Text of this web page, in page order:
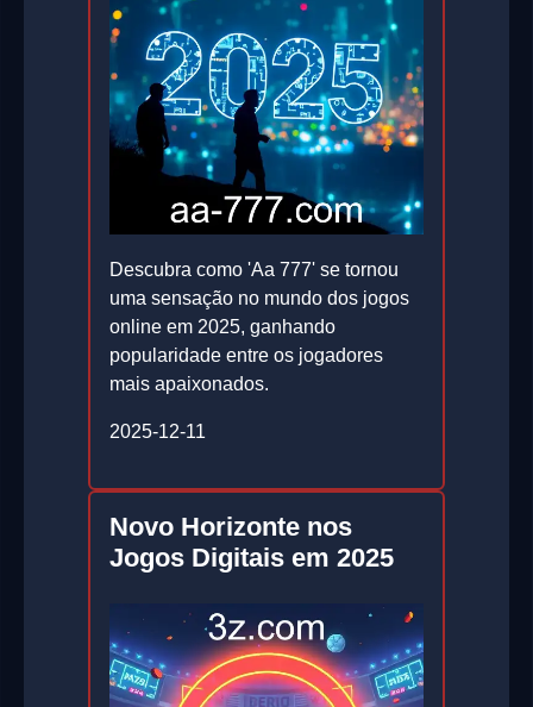
Descubra como 'Aa 777' se tornou
uma sensação no mundo dos jogos
online em 2025, ganhando
popularidade entre os jogadores
mais apaixonados.
2025-12-11
Novo Horizonte nos
Jogos Digitais em 2025